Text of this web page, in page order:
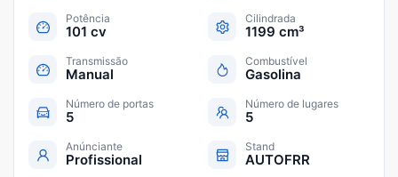
Potência
101 cv
Cilindrada
1199 cm³
Transmissão
Manual
Combustível
Gasolina
Número de portas
5
Número de lugares
5
Anúnciante
Profissional
Stand
AUTOFRR